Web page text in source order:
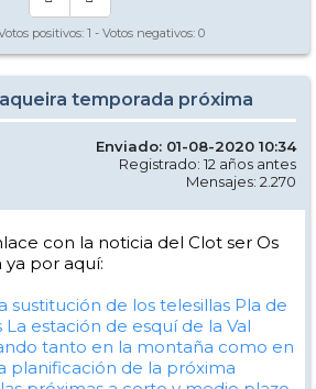
positivos: 1 - Votos negativos: 0
temporada próxima
Enviado: 01-08-2020 10:34
Registrado: 12 años antes
Mensajes: 2.270
con la noticia del Clot ser Os
por aquí:
sustitución de los telesillas Pla de
La estación de esquí de la Val
tanto en la montaña como en
planificación de la próxima